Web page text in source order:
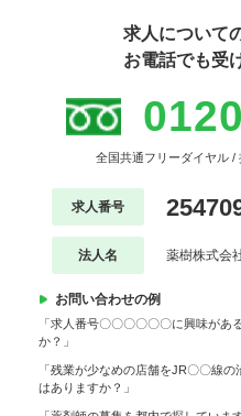
求人について
お電話でも受
全国共通フリーダイヤル /
求人番号
法人名 薬樹株式会
お問い合わせの例
「求人番号〇〇〇〇〇〇に興味が
か？」
「残業が少なめの店舗をJR〇〇線
はありますか？」